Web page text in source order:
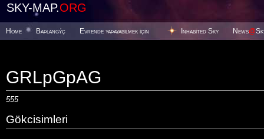
SKY-MAP.ORG
Home Baþlangýç Evrende yaþayabilmek için Inhabited Sky News@
GRLpGpAG
555
Gökcisimleri